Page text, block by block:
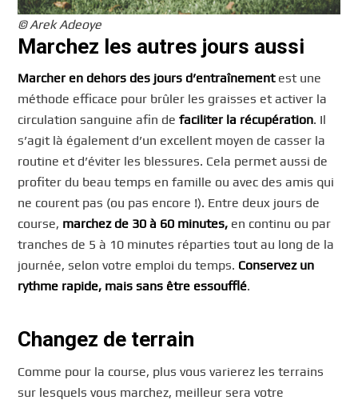
© Arek Adeoye
Marchez les autres jours aussi
Marcher en dehors des jours d’entraînementest une
méthode efficace pour brûler les graisses et activer la
circulation sanguine afin defaciliter la récupération. Il
s’agit là également d’un excellent moyen de casser la
routine et d’éviter les blessures. Cela permet aussi de
profiter du beau temps en famille ou avec des amis qui
ne courent pas (ou pas encore !). Entre deux jours de
course, marchez de 30 à 60 minutes, en continu ou par
tranches de 5 à 10 minutes réparties tout au long de la
journée, selon votre emploi du temps. Conservez un
rythme rapide, mais sans être essoufflé.
Changez de terrain
Comme pour la course, plus vous varierez les terrains
sur lesquels vous marchez, meilleur sera votre